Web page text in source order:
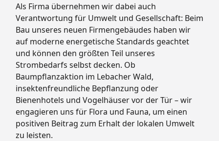
Als Firma übernehmen wir dabei auch
Verantwortung für Umwelt und Gesellschaft: Beim
Bau unseres neuen Firmengebäudes haben wir
auf moderne energetische Standards geachtet
und können den größten Teil unseres
Strombedarfs selbst decken. Ob
Baumpflanzaktion im Lebacher Wald,
insektenfreundliche Bepflanzung oder
Bienenhotels und Vogelhäuser vor der Tür – wir
engagieren uns für Flora und Fauna, um einen
positiven Beitrag zum Erhalt der lokalen Umwelt
zu leisten.